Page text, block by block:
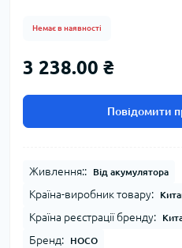
Немає в наявності
3 238.00 ₴
Повідомити
Живлення:: Від акумулятора
Країна-виробник товару:
Країна реєстрації бренду:
Бренд: HOCO